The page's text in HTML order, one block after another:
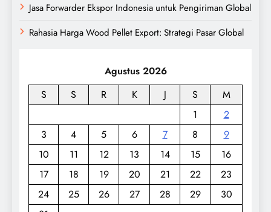
Jasa Forwarder Ekspor Indonesia untuk Pengiriman Global
Rahasia Harga Wood Pellet Export: Strategi Pasar Global
Agustus 2026
S
S R K J S
M
1
2
3
4 5 6 7 8
9
10
11 12 13 14 15
16
17
18 19 20 21 22
23
24
25 26 27 28 29
30